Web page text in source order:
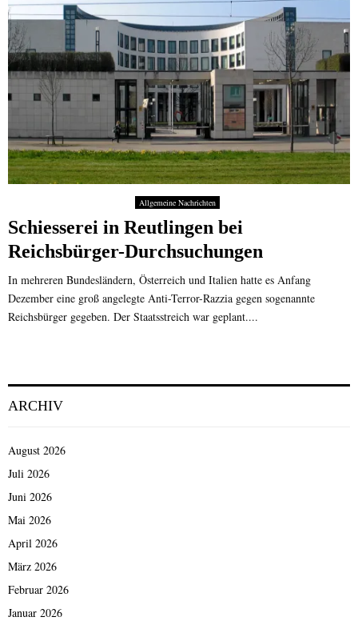
Allgemeine Nachrichten
Schiesserei in Reutlingen bei
Reichsbürger-Durchsuchungen
In mehreren Bundesländern, Österreich und Italien hatte es Anfang
Dezember eine groß angelegte Anti-Terror-Razzia gegen sogenannte
Reichsbürger gegeben. Der Staatsstreich war geplant....
ARCHIV
August 2026
Juli 2026
Juni 2026
Mai 2026
April 2026
März 2026
Februar 2026
Januar 2026